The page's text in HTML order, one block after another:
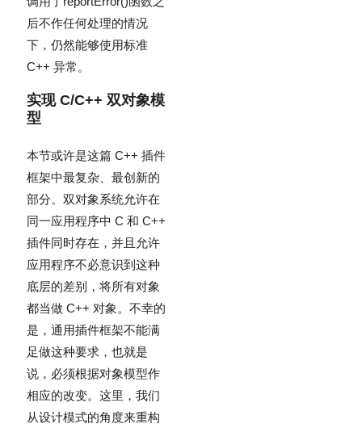
后不作任何处理的情况
下，仍然能够使用标准
C++ 异常。
实现 C/C++ 双对象模
型
本节或许是这篇 C++ 插件
框架中最复杂、最创新的
部分。双对象系统允许在
同一应用程序中 C 和 C++
插件同时存在，并且允许
应用程序不必意识到这种
底层的差别，将所有对象
都当做 C++ 对象。不幸的
是，通用插件框架不能满
足做这种要求，也就是
说，必须根据对象模型作
相应的改变。这里，我们
从设计模式的角度来重构